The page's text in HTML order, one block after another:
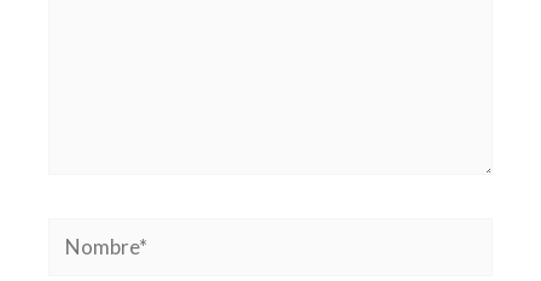
Nombre*